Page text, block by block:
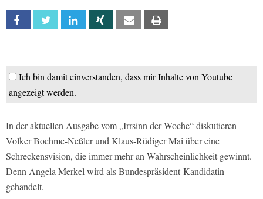
Facebook Twitter Linkedin Xing Email
Ich bin damit einverstanden, dass mir Inhalte von Youtube
angezeigt werden.
In der aktuellen Ausgabe vom „Irrsinn der Woche“ diskutieren
Volker Boehme-Neßler und Klaus-Rüdiger Mai über eine
Schreckensvision, die immer mehr an Wahrscheinlichkeit gewinnt.
Denn Angela Merkel wird als Bundespräsident-Kandidatin
gehandelt.